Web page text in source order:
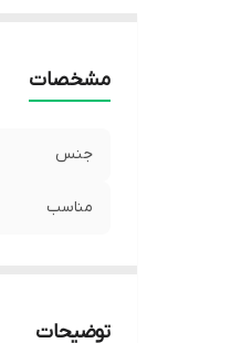
مشخصات
جنس
مناسب
توضیحات